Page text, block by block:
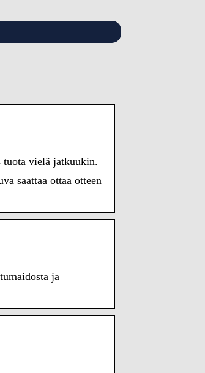
tuota vielä jatkuukin.
saattaa ottaa otteen
ja